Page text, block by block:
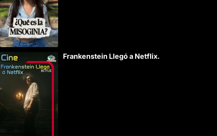
Frankenstein Llegó a Netflix.